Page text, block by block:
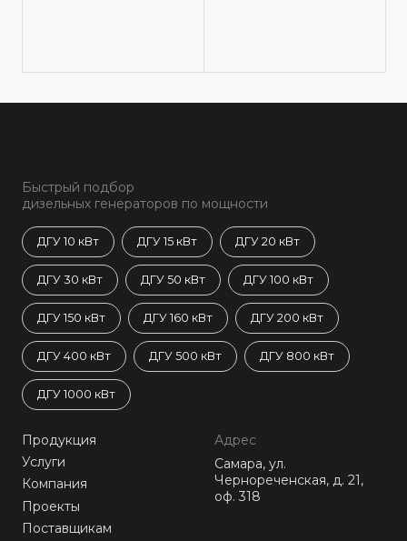
Быстрый подбор
дизельных генераторов по мощности
ДГУ 10 кВт ДГУ 15 кВт ДГУ 20 кВт
ДГУ 30 кВт ДГУ 50 кВт ДГУ 100 кВт
ДГУ 150 кВт ДГУ 160 кВт ДГУ 200 кВт
ДГУ 400 кВт ДГУ 500 кВт ДГУ 800 кВт
ДГУ 1000 кВт
Продукция
Услуги
Компания
Проекты
Поставщикам
Адрес
Самара, ул.
Чернореченская, д. 21,
оф. 318